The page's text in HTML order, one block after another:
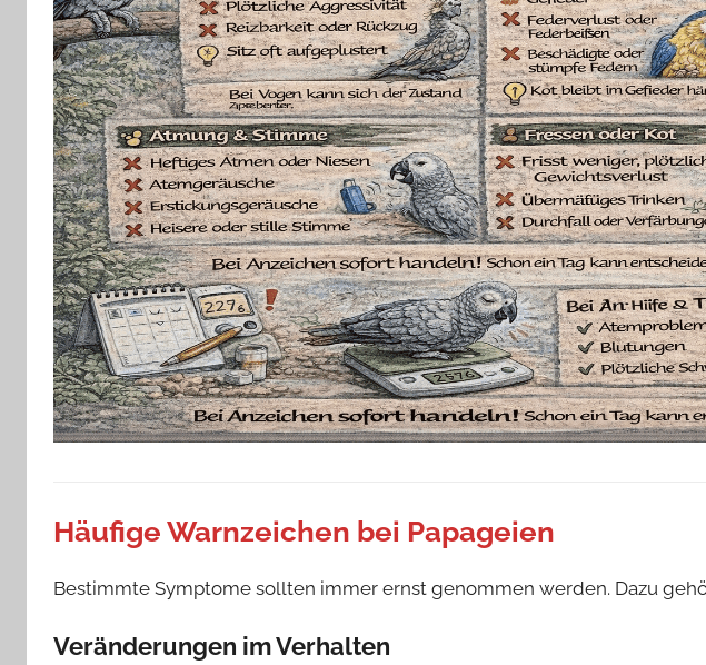
Häufige Warnzeichen bei Papageien
Bestimmte Symptome sollten immer ernst genommen werden. Dazu
Veränderungen im Verhalten